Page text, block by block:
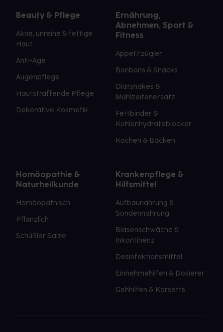
Beauty & Pflege
Akne, unreine & fettige
Haut
Anti-Age
Augenpflege
Hautstraffende Pflege
Dekorative Kosmetik
Ernährung,
Abnehmen, Sport &
Fitness
Appetitzügler
Bonbons & Snacks
Diätshakes &
Mahlzeitenersatz
Fettbinder &
Kohlenhydrateblocker
Kochen & Backen
Homöopathie &
Naturheilkunde
Homöopathisch
Pflanzlich
Schüßler Salze
Krankenpflege &
Hilfsmittel
Aufbaunahrung &
Sondennahrung
Blasenschwäche &
Inkontinenz
Desinfektionsmittel
Einnehmehilfen & Dosierer
Gehhilfen & Korsetts